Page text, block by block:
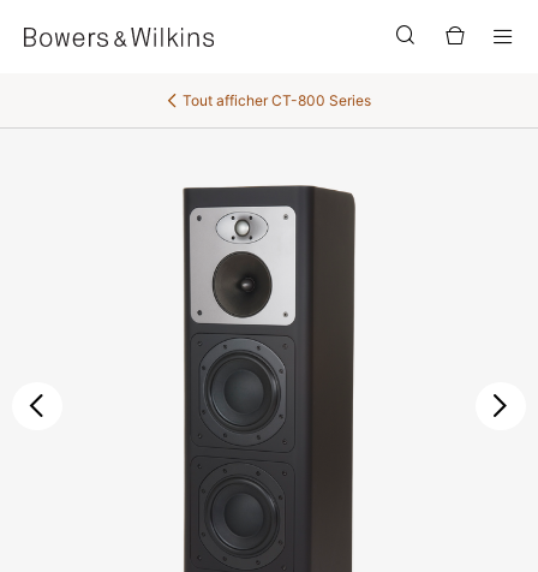
Tout afficher CT-800 Series